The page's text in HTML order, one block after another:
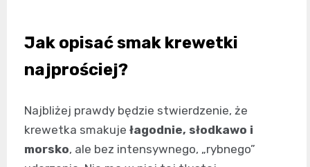
Jak opisać smak krewetki
najprościej?
Najbliżej prawdy będzie stwierdzenie, że
krewetka smakuje łagodnie, słodkawo i
morsko, ale bez intensywnego, „rybnego”